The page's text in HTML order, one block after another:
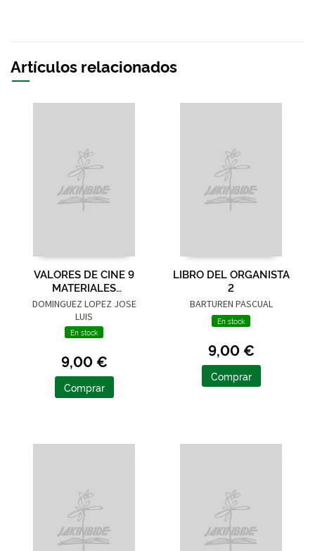
Artículos relacionados
VALORES DE CINE 9
MATERIALES
DIDACTICOS
DOMINGUEZ LOPEZ JOSE
LUIS
En stock
9,00 €
Comprar
LIBRO DEL ORGANISTA
2
BARTUREN PASCUAL
En stock
9,00 €
Comprar